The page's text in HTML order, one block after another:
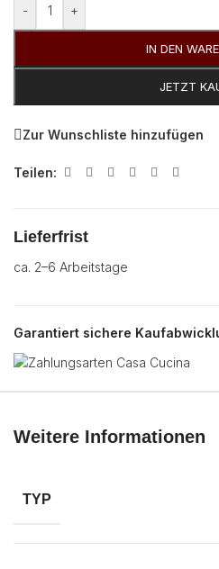
- +
IN DEN
JETZT
Zur Wunschliste hinzufügen
Teilen:
Lieferfrist
ca. 2–6 Arbeitstage
Garantiert sichere
Weitere Informationen
TYP